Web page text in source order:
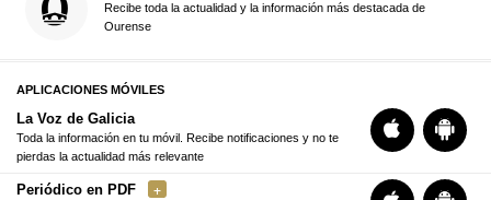
Recibe toda la actualidad y la información más destacada de
Ourense
APLICACIONES MÓVILES
La Voz de Galicia
Toda la información en tu móvil. Recibe notificaciones y no te
pierdas la actualidad más relevante
Periódico en PDF